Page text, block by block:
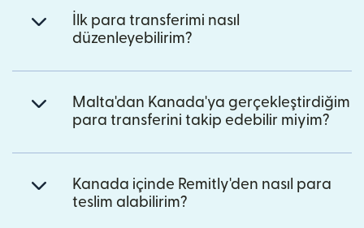
İlk para transferimi nasıl
düzenleyebilirim?
Malta'dan Kanada'ya gerçekleştirdiğim
para transferini takip edebilir miyim?
Kanada içinde Remitly'den nasıl para
teslim alabilirim?